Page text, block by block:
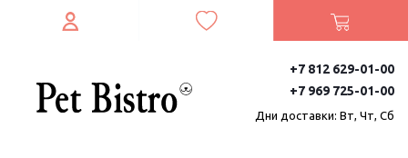
+7 812 629-01-00
+7 969 725-01-00
Дни доставки: Вт, Чт, Сб